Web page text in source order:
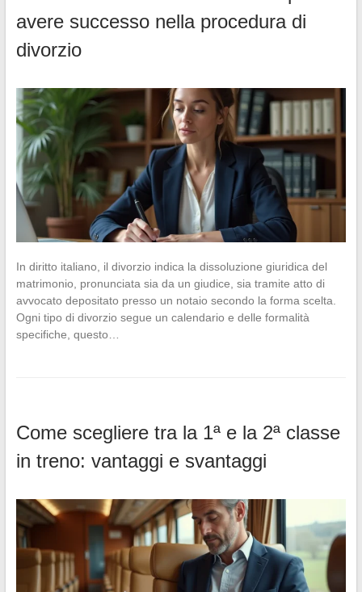
avere successo nella procedura di
divorzio
In diritto italiano, il divorzio indica la dissoluzione giuridica del
matrimonio, pronunciata sia da un giudice, sia tramite atto di
avvocato depositato presso un notaio secondo la forma scelta.
Ogni tipo di divorzio segue un calendario e delle formalità
specifiche, questo…
Come scegliere tra la 1ª e la 2ª classe
in treno: vantaggi e svantaggi